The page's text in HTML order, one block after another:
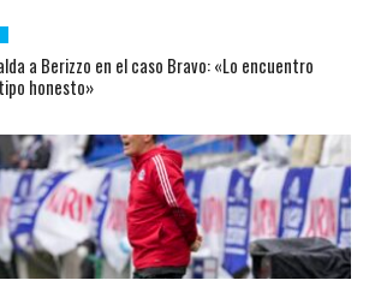
a Berizzo en el caso Bravo: «Lo encuentro
honesto»